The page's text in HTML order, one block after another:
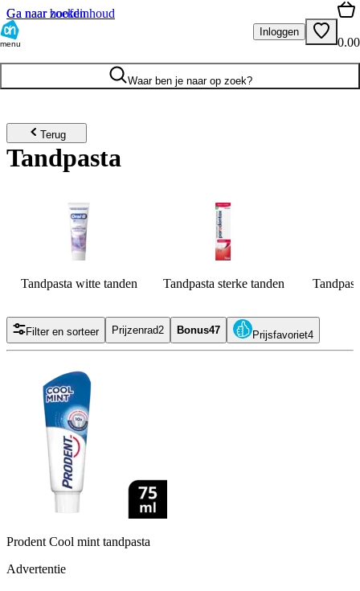
Ga naar hoofdinhoud
Ga naar zoeken
menu
Inloggen
0.00
Waar ben je naar op zoek?
Terug
Tandpasta
Tandpasta witte tanden Tandpasta sterke tanden
Filter en sorteer Prijzenrad2 Bonus47 Prijsfavoriet4
Prodent Cool mint tandpasta
Advertentie